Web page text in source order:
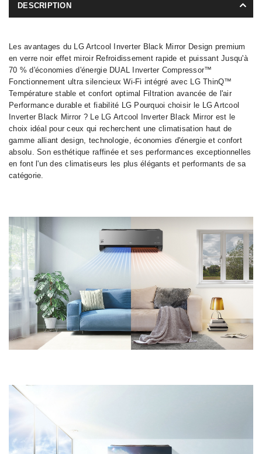
DESCRIPTION
Les avantages du LG Artcool Inverter Black Mirror Design premium
en verre noir effet miroir Refroidissement rapide et puissant Jusqu'à
70 % d'économies d'énergie DUAL Inverter Compressor™
Fonctionnement ultra silencieux Wi-Fi intégré avec LG ThinQ™
Température stable et confort optimal Filtration avancée de l'air
Performance durable et fiabilité LG Pourquoi choisir le LG Artcool
Inverter Black Mirror ? Le LG Artcool Inverter Black Mirror est le
choix idéal pour ceux qui recherchent une climatisation haut de
gamme alliant design, technologie, économies d'énergie et confort
absolu. Son esthétique raffinée et ses performances exceptionnelles
en font l'un des climatiseurs les plus élégants et performants de sa
catégorie.